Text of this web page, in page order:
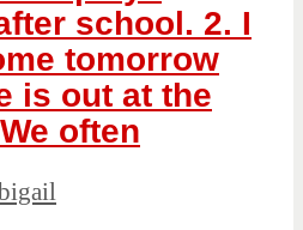
school. 2. I
tomorrow
is out at the
often